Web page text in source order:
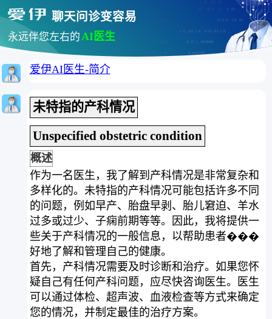
聊天问诊变容易
永远伴您左右的AI医生
爱伊AI医生-简介
未特指的产科情况
Unspecified obstetric condition
概述
作为一名医生，我了解到产科情况是非常复杂和
多样化的。未特指的产科情况可能包括许多不同
的问题，例如早产、胎盘早剥、胎儿窘迫、羊水
过多或过少、子痫前期等等。因此，我将提供一
些关于产科情况的一般信息，以帮助患者���
好地了解和管理自己的健康。
首先，产科情况需要及时诊断和治疗。如果您怀
疑自己有任何产科问题，应尽快咨询医生。医生
可以通过体检、超声波、血液检查等方式来确定
您的情况，并制定最佳的治疗方案。